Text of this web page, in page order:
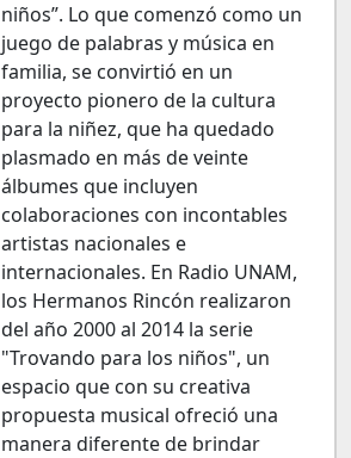
niños”. Lo que comenzó como un
juego de palabras y música en
familia, se convirtió en un
proyecto pionero de la cultura
para la niñez, que ha quedado
plasmado en más de veinte
álbumes que incluyen
colaboraciones con incontables
artistas nacionales e
internacionales. En Radio UNAM,
los Hermanos Rincón realizaron
del año 2000 al 2014 la serie
"Trovando para los niños", un
espacio que con su creativa
propuesta musical ofreció una
manera diferente de brindar